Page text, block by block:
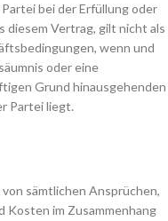
bei der Erfüllung oder
diesem Vertrag, gilt nicht als
wenn und
oder eine
Grund hinausgehenden
Partei liegt.
sämtlichen Ansprüchen,
Kosten im Zusammenhang